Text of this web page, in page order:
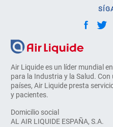
Air Liquide es un líder mundial
para la Industria y la Salud.
países, Air Liquide presta
y pacientes.
Domicilio social
AL AIR LIQUIDE ESPAÑA, S.A.